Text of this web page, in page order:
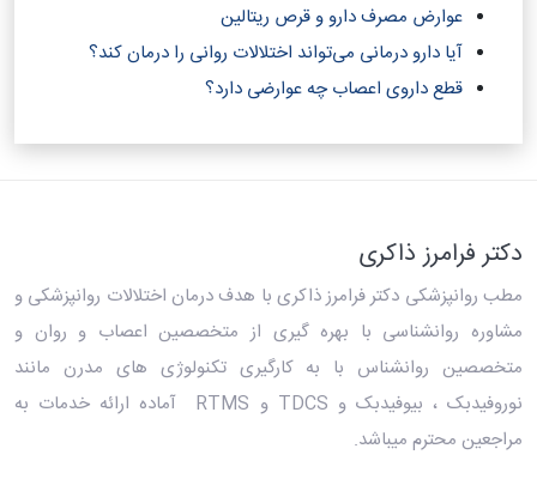
عوارض مصرف دارو و قرص ریتالین
آیا دارو درمانی می‌تواند اختلالات روانی را درمان کند؟‎
قطع داروی اعصاب چه عوارضی دارد؟
دکتر فرامرز ذاکری
مطب روانپزشکی دکتر فرامرز ذاکری با هدف درمان اختلالات روانپزشکی و
مشاوره روانشناسی با بهره گیری از متخصصین اعصاب و روان و
متخصصین روانشناس با به کارگیری تکنولوژی های مدرن مانند
نوروفیدبک ، بیوفیدبک و TDCS و RTMS آماده ارائه خدمات به
مراجعین محترم میباشد.